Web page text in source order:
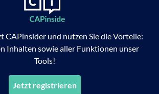
CAPinsider und nutzen Sie die Vorteile:
Inhalten sowie aller Funktionen unser
Tools!
Jetzt registrieren